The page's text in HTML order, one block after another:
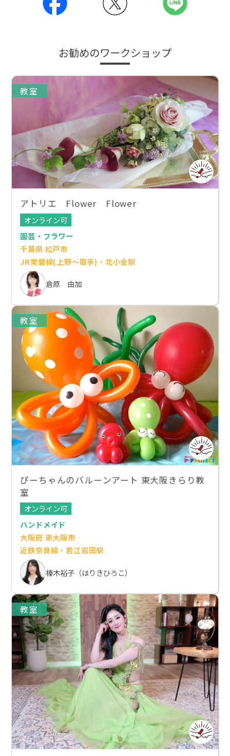
お勧めのワークショップ
教室
アトリエ Flower Flower
オンライン可
園芸・フラワー
千葉県 松戸市
JR常磐線(上野～取手)・北小金駅
倉原 由加
教室
ぴーちゃんのバルーンアート 東大阪きらり教
室
オンライン可
ハンドメイド
大阪府 東大阪市
近鉄奈良線・若江岩田駅
榛木裕子（はりきひろこ）
教室